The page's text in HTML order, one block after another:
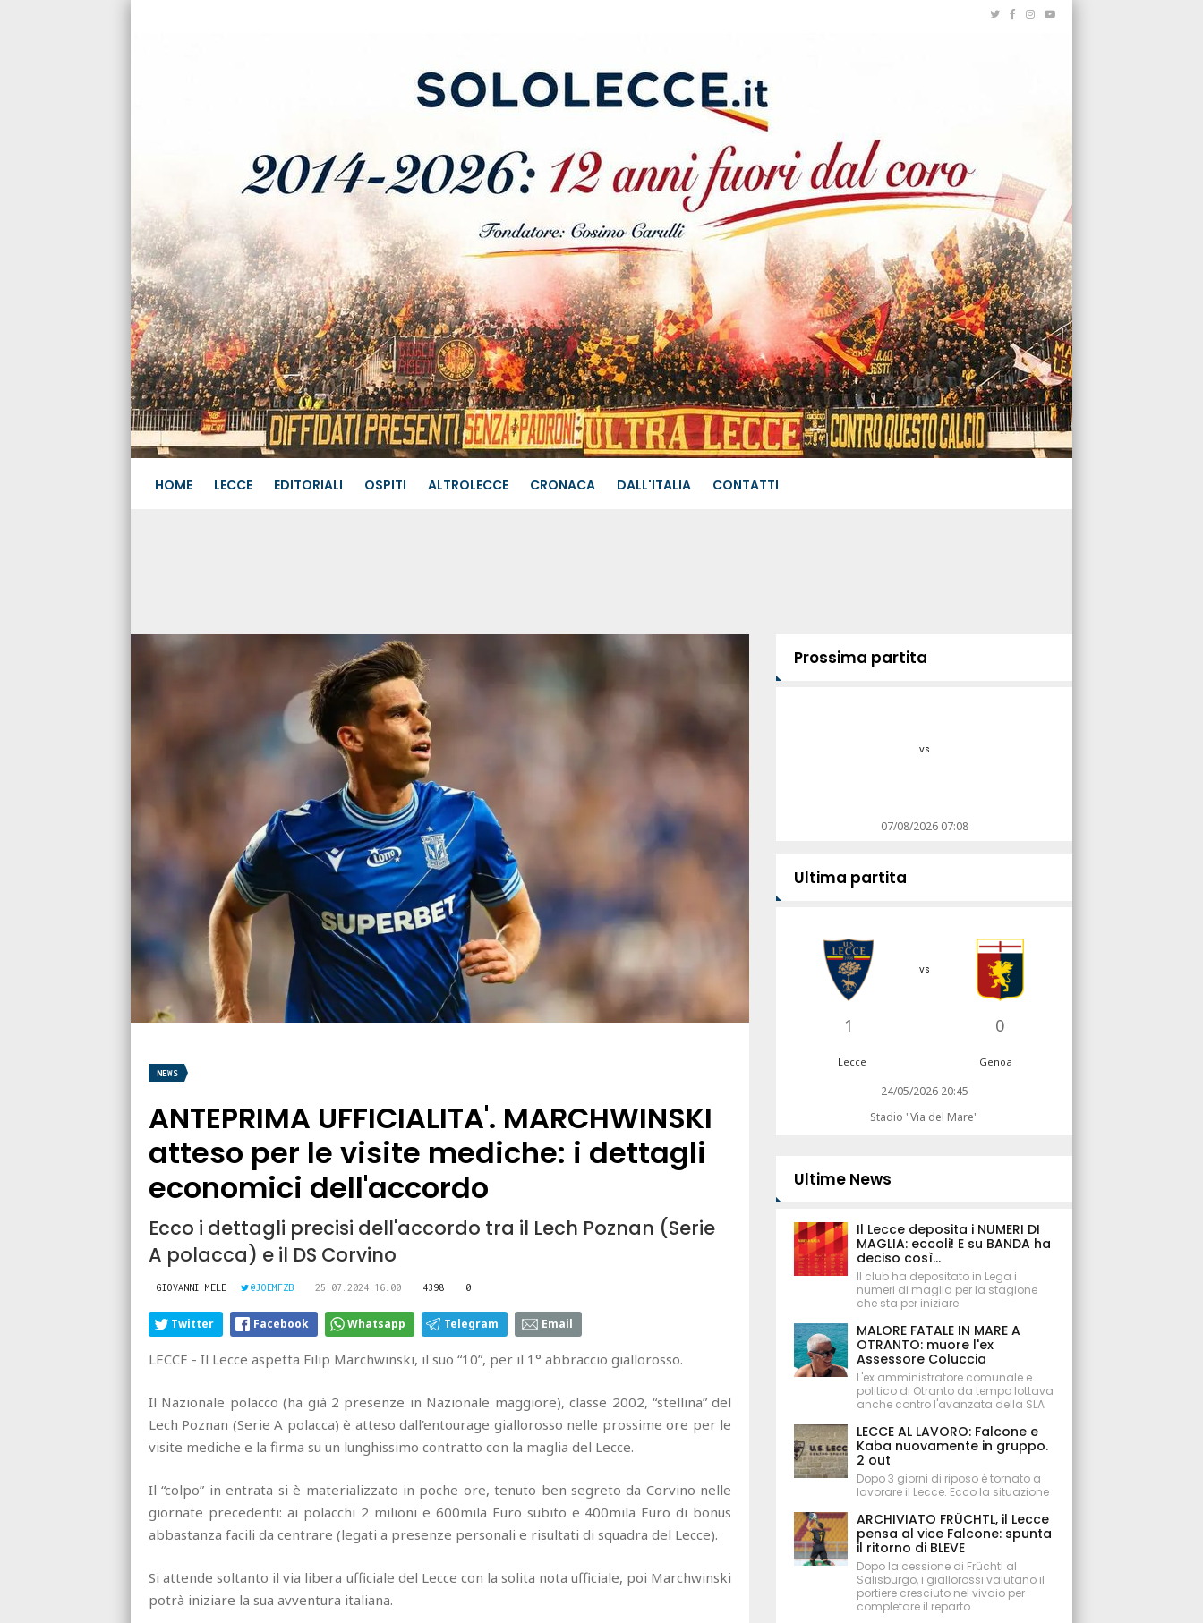
HOME LECCE EDITORIALI OSPITI ALTROLECCE CRONACA DALL'ITALIA CONTATTI
NEWS
ANTEPRIMA UFFICIALITA'. MARCHWINSKI
atteso per le visite mediche: i dettagli
economici dell'accordo
Ecco i dettagli precisi dell'accordo tra il Lech Poznan (Serie
A polacca) e il DS Corvino
GIOVANNI MELE @JOEMFZB 25.07.2024 16:00 4398 0
Twitter Facebook Whatsapp Telegram Email
LECCE - Il Lecce aspetta Filip Marchwinski, il suo “10”, per il 1° abbraccio giallorosso.
Il Nazionale polacco (ha già 2 presenze in Nazionale maggiore), classe 2002, “stellina” del
Lech Poznan (Serie A polacca) è atteso dall'entourage giallorosso nelle prossime ore per le
visite mediche e la firma su un lunghissimo contratto con la maglia del Lecce.
Il “colpo” in entrata si è materializzato in poche ore, tenuto ben segreto da Corvino nelle
giornate precedenti: ai polacchi 2 milioni e 600mila Euro subito e 400mila Euro di bonus
abbastanza facili da centrare (legati a presenze personali e risultati di squadra del Lecce).
Si attende soltanto il via libera ufficiale del Lecce con la solita nota ufficiale, poi Marchwinski
potrà iniziare la sua avventura italiana.
Prossima partita
vs
07/08/2026 07:08
Ultima partita
1
vs
0
Lecce Genoa
24/05/2026 20:45
Stadio "Via del Mare"
Ultime News
Il Lecce deposita i NUMERI DI
MAGLIA: eccoli! E su BANDA ha
deciso così...
Il club ha depositato in Lega i
numeri di maglia per la stagione
che sta per iniziare
MALORE FATALE IN MARE A
OTRANTO: muore l'ex
Assessore Coluccia
L'ex amministratore comunale e
politico di Otranto da tempo lottava
anche contro l'avanzata della SLA
LECCE AL LAVORO: Falcone e
Kaba nuovamente in gruppo.
2 out
Dopo 3 giorni di riposo è tornato a
lavorare il Lecce. Ecco la situazione
ARCHIVIATO FRÜCHTL, il Lecce
pensa al vice Falcone: spunta
il ritorno di BLEVE
Dopo la cessione di Früchtl al
Salisburgo, i giallorossi valutano il
portiere cresciuto nel vivaio per
completare il reparto.